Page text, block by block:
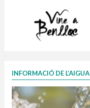
INFORMACIÓ DE L’AIGUA